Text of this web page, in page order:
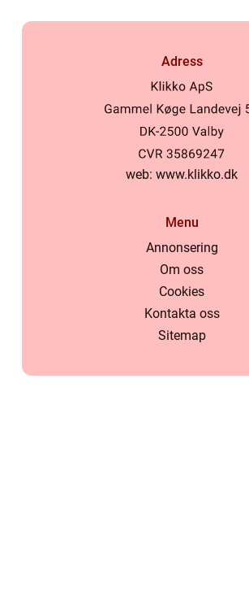
Adress
web: www.klikko.dk
Menu
Annonsering
Om oss
Cookies
Kontakta oss
Sitemap